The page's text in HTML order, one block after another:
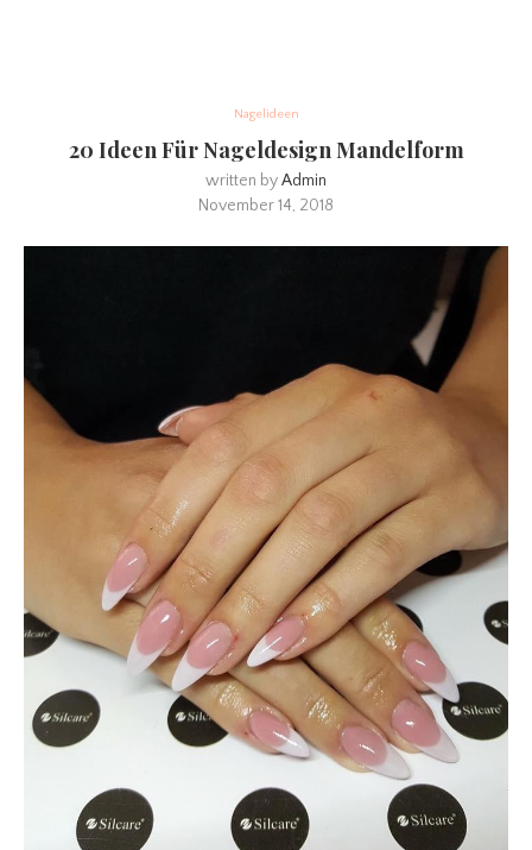
Nagelideen
20 Ideen Für Nageldesign Mandelform
written byAdmin
November 14, 2018